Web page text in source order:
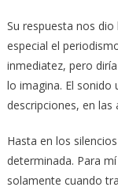
Su respuesta nos
especial el
inmediatez, pero
lo imagina. El sonido
descripciones, en
Hasta en los
determinada. Para
solamente cuando